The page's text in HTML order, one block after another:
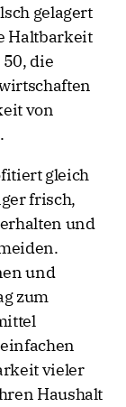
gelagert
Haltbarkeit
die
von
gleich
frisch,
und
und
zum
vieler
Haushalt